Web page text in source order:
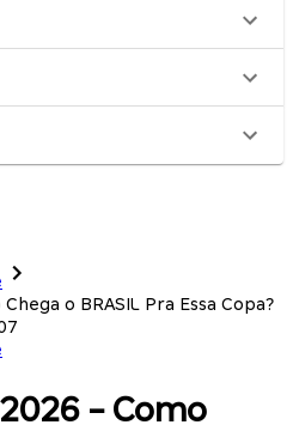
o BRASIL Pra Essa Copa?
2026 - Como